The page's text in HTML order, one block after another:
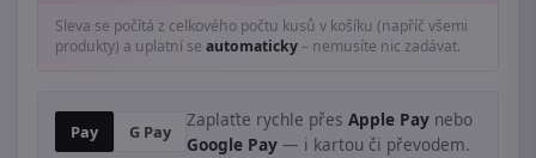
Sleva se počítá z celkového počtu kusů v košíku (napříč všemi
produkty) a uplatní se automaticky– nemusíte nic zadávat.
Pay G Pay
Zaplaťte rychle přes Apple Pay nebo
Google Pay — i kartou či převodem.